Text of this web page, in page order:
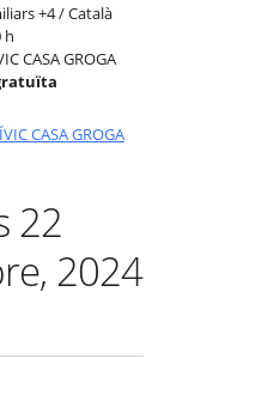
+4 / Català
h
CASA GROGA
CASA GROGA
22
2024